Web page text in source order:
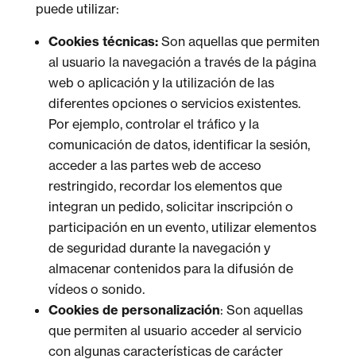
puede utilizar:
Cookies técnicas:Son aquellas que permiten
al usuario la navegación a través de la página
web o aplicación y la utilización de las
diferentes opciones o servicios existentes.
Por ejemplo, controlar el tráfico y la
comunicación de datos, identificar la sesión,
acceder a las partes web de acceso
restringido, recordar los elementos que
integran un pedido, solicitar inscripción o
participación en un evento, utilizar elementos
de seguridad durante la navegación y
almacenar contenidos para la difusión de
vídeos o sonido.
Cookies de personalización: Son aquellas
que permiten al usuario acceder al servicio
con algunas características de carácter